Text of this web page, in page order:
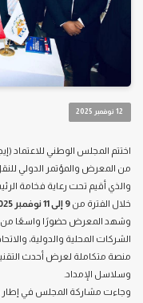
12 نوفمبر 2025
اختتم المجلس الوطني للاعتماد
من المعرض والمؤتمر الدولي
والذي أقيم تحت رعاية فخامة
خلال الفترة من 9 إلى 11 نوفمبر 2025
وشهد المعرض حضورًا واسعًا من
الشركات المحلية والدولية،
منصة متكاملة لعرض أحدث
وسلاسل الإمداد.
وجاءت مشاركة المجلس في إطار